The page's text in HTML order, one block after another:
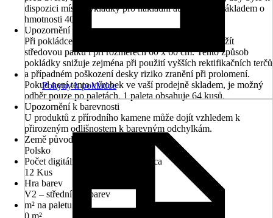
dispozici místo vykládky pro nákladní automobil s nákladem o
hmotnosti 40 tun.
Upozornění
Při pokládce na rektifikační terče doporučujeme použít
středovou patku i při rozměrech 60 x 60 cm. Tento způsob
pokládky snižuje zejména při použití vyšších rektifikačních terčů
a případném poškození desky riziko zranění při prolomení.
Pokud není tento výrobek ve vaší prodejně skladem, je možný
odběr pouze po paletách. 1 paleta obsahuje 64 kusů.
Upozornění k barevnosti
U produktů z přírodního kamene může dojít vzhledem k
přirozeným odlišnostem k barevným odchylkám.
Země původu
Polsko
Počet digitálně tištěných dekorů cca
12 Kus
Hra barev
V2 – střední hra barev
m² na paletu
0 m²
Pokyny k pokládce